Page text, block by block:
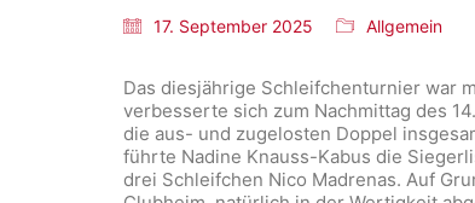
17. September 2025 Allgemein
Das diesjährige Schleifchenturnier war
verbesserte sich zum Nachmittag des
die aus- und zugelosten Doppel
führte Nadine Knauss-Kabus die
drei Schleifchen Nico Madrenas. Auf